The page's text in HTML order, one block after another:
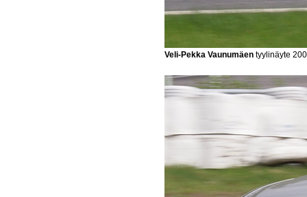
Veli-Pekka Vaunumäen tyylinäyte